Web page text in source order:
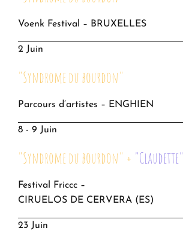
Voenk Festival – BRUXELLES
2 Juin
"Syndrome du bourdon"
Parcours d’artistes – ENGHIEN
8 - 9 Juin
"Syndrome du bourdon" + "Claudette"
Festival Friccc –
CIRUELOS DE CERVERA (ES)
23 Juin